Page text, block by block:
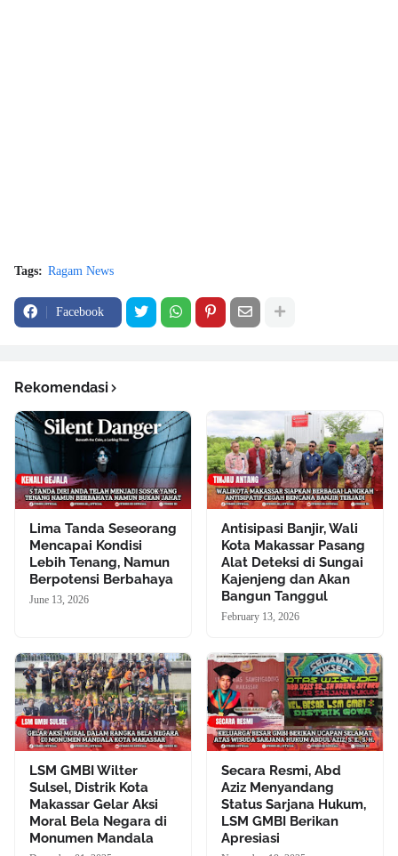
Tags: Ragam News
Facebook
Rekomendasi
Lima Tanda Seseorang
Mencapai Kondisi
Lebih Tenang, Namun
Berpotensi Berbahaya
June 13, 2026
Antisipasi Banjir, Wali
Kota Makassar Pasang
Alat Deteksi di Sungai
Kajenjeng dan Akan
Bangun Tanggul
February 13, 2026
LSM GMBI Wilter
Sulsel, Distrik Kota
Makassar Gelar Aksi
Moral Bela Negara di
Monumen Mandala
Secara Resmi, Abd
Aziz Menyandang
Status Sarjana Hukum,
LSM GMBI Berikan
Apresiasi